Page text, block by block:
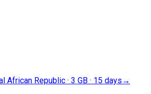
African Republic · 3 GB · 15 days →